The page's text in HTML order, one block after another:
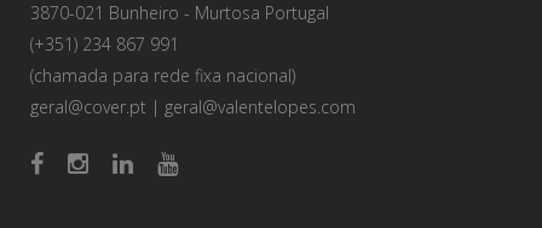
3870-021 Bunheiro - Murtosa Portugal
(+351) 234 867 991
(chamada para rede fixa nacional)
geral@cover.pt | geral@valentelopes.com